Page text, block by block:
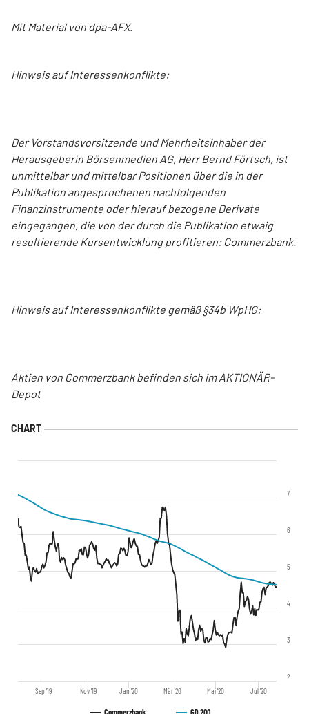
Mit Material von dpa-AFX.
Hinweis auf Interessenkonflikte:
Der Vorstandsvorsitzende und Mehrheitsinhaber der
Herausgeberin Börsenmedien AG, Herr Bernd Förtsch, ist
unmittelbar und mittelbar Positionen über die in der
Publikation angesprochenen nachfolgenden
Finanzinstrumente oder hierauf bezogene Derivate
eingegangen, die von der durch die Publikation etwaig
resultierende Kursentwicklung profitieren: Commerzbank.
Hinweis auf Interessenkonflikte gemäß §34b WpHG:
Aktien von Commerzbank befinden sich im AKTIONÄR-
Depot
Commerzbank GD 200
Sep '19 Nov '19 Jan '20 Mär '20 Mai '20 Jul '20
2
3
4
5
6
7